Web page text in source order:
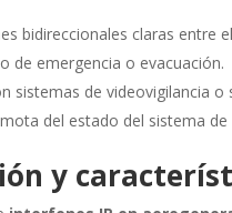
bidireccionales claras
de emergencia o evacuación.
sistemas de videovigilancia o
del estado del sistema
y